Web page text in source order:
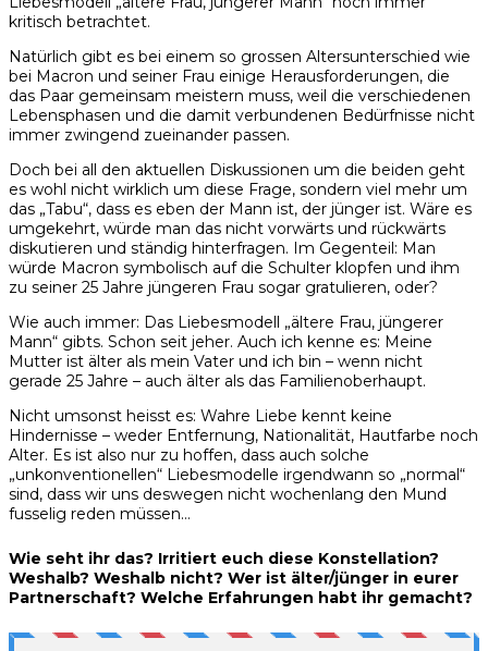
kritisch betrachtet.
Natürlich gibt es bei einem so grossen Altersunterschied wie
bei Macron und seiner Frau einige Herausforderungen, die
das Paar gemeinsam meistern muss, weil die verschiedenen
Lebensphasen und die damit verbundenen Bedürfnisse nicht
immer zwingend zueinander passen.
Doch bei all den aktuellen Diskussionen um die beiden geht
es wohl nicht wirklich um diese Frage, sondern viel mehr um
das „Tabu“, dass es eben der Mann ist, der jünger ist. Wäre es
umgekehrt, würde man das nicht vorwärts und rückwärts
diskutieren und ständig hinterfragen. Im Gegenteil: Man
würde Macron symbolisch auf die Schulter klopfen und ihm
zu seiner 25 Jahre jüngeren Frau sogar gratulieren, oder?
Wie auch immer: Das Liebesmodell „ältere Frau, jüngerer
Mann“ gibts. Schon seit jeher. Auch ich kenne es: Meine
Mutter ist älter als mein Vater und ich bin – wenn nicht
gerade 25 Jahre – auch älter als das Familienoberhaupt.
Nicht umsonst heisst es: Wahre Liebe kennt keine
Hindernisse – weder Entfernung, Nationalität, Hautfarbe noch
Alter. Es ist also nur zu hoffen, dass auch solche
„unkonventionellen“ Liebesmodelle irgendwann so „normal“
sind, dass wir uns deswegen nicht wochenlang den Mund
fusselig reden müssen…
Wie seht ihr das? Irritiert euch diese Konstellation?
Weshalb? Weshalb nicht? Wer ist älter/jünger in eurer
Partnerschaft? Welche Erfahrungen habt ihr gemacht?